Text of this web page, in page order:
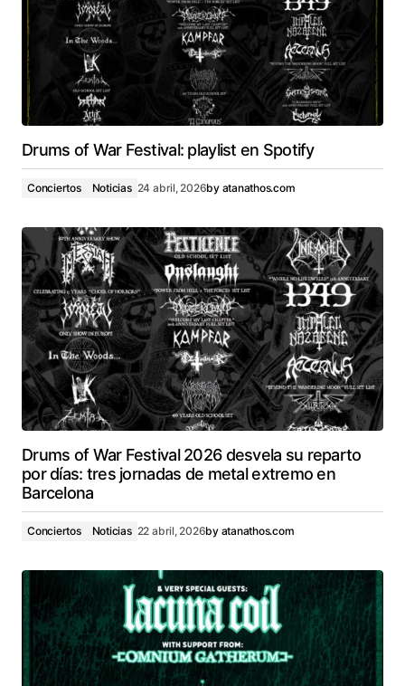
Drums of War Festival: playlist en Spotify
Conciertos Noticias 24 abril, 2026by atanathos.com
Drums of War Festival 2026 desvela su reparto
por días: tres jornadas de metal extremo en
Barcelona
Conciertos Noticias 22 abril, 2026by atanathos.com